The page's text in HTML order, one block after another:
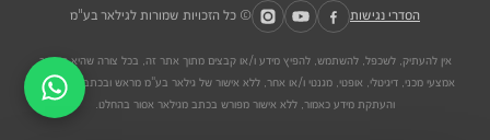
הסדרי נגישות © כל הזכויות שמורות לגילאר בע"מ
אין להעתיק, לשכפל, להשתמש, להפיץ מידע ו/או קבצים מתוך אתר זה, בכל צורה שהיא הן דרך
אמצעי מכני, דיגיטלי, אופטי, מגנטי ו/או אחר, ללא אישור של גילאר בע"מ מראש ובכתב. כל שימוש
והעתקת מידע כאמור, ללא אישור מפורש בכתב מגילאר אסור בהחלט.